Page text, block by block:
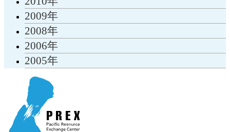
2009年
2008年
2006年
2005年